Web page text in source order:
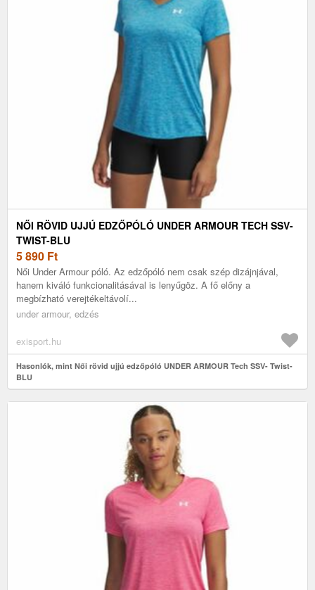
NŐI RÖVID UJJÚ EDZŐPÓLÓ UNDER ARMOUR TECH SSV-
TWIST-BLU
5 890 Ft
Női Under Armour póló. Az edzőpóló nem csak szép dizájnjával,
hanem kiváló funkcionalitásával is lenyűgöz. A fő előny a
megbízható verejtékeltávolí...
under armour, edzés
exisport.hu
Hasonlók, mint Női rövid ujjú edzőpóló UNDER ARMOUR Tech SSV- Twist-
BLU